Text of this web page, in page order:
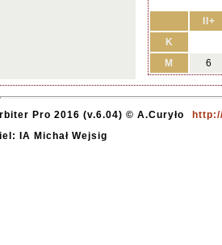
II+
K
M
6
Pro 2016 (v.6.04) © A.Curyło
IA Michał Wejsig